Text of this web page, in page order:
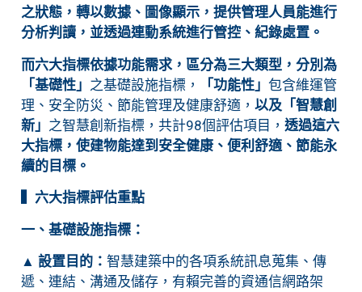
之狀態，轉以數據、圖像顯示，提供管理人員能進行
分析判讀，並透過連動系統進行管控、紀錄處置。
而六大指標依據功能需求，區分為三大類型 ，分別為
「基礎性」 之基礎設施指標， 「功能性」 包含維運管
理、安全防災、節能管理及健康舒適， 以及「智慧創
新」 之智慧創新指標，共計98個評估項目， 透過這六
大指標，使建物能達到安全健康、便利舒適、節能永
續的目標。
▍六大指標評估重點
一、基礎設施指標：
▲ 設置目的： 智慧建築中的各項系統訊息蒐集、傳
遞、連結、溝通及儲存，有賴完善的資通信網路架